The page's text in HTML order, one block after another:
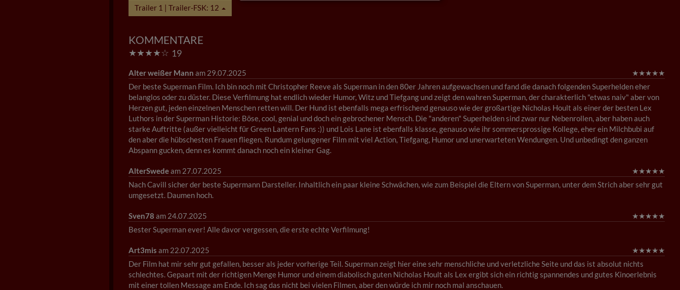
Trailer 1 | Trailer-FSK: 12
KOMMENTARE
★★★★☆ 19
Alter weißer Mann am 29.07.2025 ★★★★★
Der beste Superman Film. Ich bin noch mit Christopher Reeve als Superman in den 80er Jahren aufgewachsen und fand die danach folgenden Superhelden eher
belanglos oder zu düster. Diese Verfilmung hat endlich wieder Humor, Witz und Tiefgang und zeigt den wahren Superman, der charakterlich "etwas naiv" aber von
Herzen gut, jeden einzelnen Menschen retten will. Der Hund ist ebenfalls mega erfrischend genauso wie der großartige Nicholas Hoult als einer der besten Lex
Luthors in der Superman Historie: Böse, cool, genial und doch ein gebrochener Mensch. Die "anderen" Superhelden sind zwar nur Nebenrollen, aber haben auch
starke Auftritte (außer vielleicht für Green Lantern Fans :)) und Lois Lane ist ebenfalls klasse, genauso wie ihr sommersprossige Kollege, eher ein Milchbubi auf
den aber die hübschesten Frauen fliegen. Rundum gelungener Film mit viel Action, Tiefgang, Humor und unerwarteten Wendungen. Und unbedingt den ganzen
Abspann gucken, denn es kommt danach noch ein kleiner Gag.
AlterSwedeam 27.07.2025 ★★★★★
Nach Cavill sicher der beste Supermann Darsteller. Inhaltlich ein paar kleine Schwächen, wie zum Beispiel die Eltern von Superman, unter dem Strich aber sehr gut
umgesetzt. Daumen hoch.
Sven78 am 24.07.2025 ★★★★★
Bester Superman ever! Alle davor vergessen, die erste echte Verfilmung!
Art3mis am 22.07.2025 ★★★★★
Der Film hat mir sehr gut gefallen, besser als jeder vorherige Teil. Superman zeigt hier eine sehr menschliche und verletzliche Seite und das ist absolut nichts
schlechtes. Gepaart mit der richtigen Menge Humor und einem diabolisch guten Nicholas Hoult als Lex ergibt sich ein richtig spannendes und gutes Kinoerlebnis
mit einer tollen Message am Ende. Ich sag das nicht bei vielen Filmen, aber den würde ich mir noch mal anschauen.